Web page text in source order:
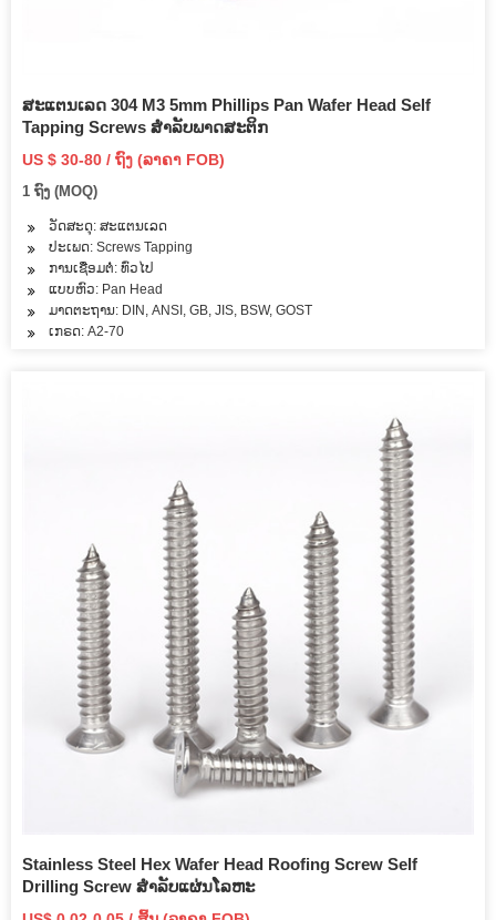
ສະແຕນເລດ 304 M3 5mm Phillips Pan Wafer Head Self
Tapping Screws ສໍາລັບພາດສະຕິກ
US $ 30-80 / ຖົງ (ລາຄາ FOB)
1 ຖົງ (MOQ)
ວັດສະດຸ: ສະແຕນເລດ
ປະເພດ: Screws Tapping
ການເຊື່ອມຕໍ່: ທົ່ວໄປ
ແບບຫົວ: Pan Head
ມາດຕະຖານ: DIN, ANSI, GB, JIS, BSW, GOST
ເກຣດ: A2-70
Stainless Steel Hex Wafer Head Roofing Screw Self
Drilling Screw ສໍາລັບແຜ່ນໂລຫະ